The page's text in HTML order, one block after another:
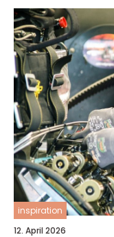
inspiration
12. April 2026